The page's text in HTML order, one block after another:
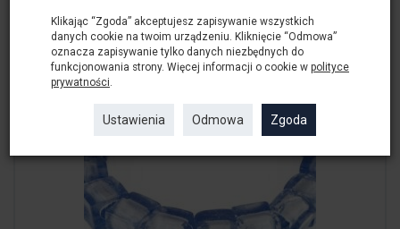
Klikając “Zgoda” akceptujesz zapisywanie wszystkich
danych cookie na twoim urządzeniu. Kliknięcie “Odmowa”
oznacza zapisywanie tylko danych niezbędnych do
funkcjonowania strony. Więcej informacji o cookie w polityce
prywatności
Ustawienia Odmowa Zgoda